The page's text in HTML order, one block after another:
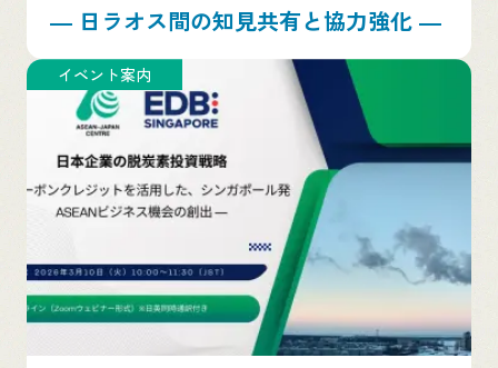
― 日ラオス間の知見共有と協力強化 ―
イベント案内